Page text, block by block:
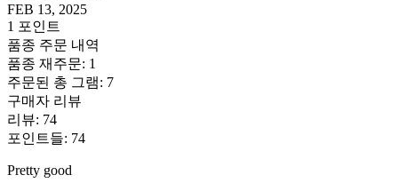
FEB 13, 2025
1 포인트
품종 주문 내역
품종 재주문: 1
주문된 총 그램: 7
구매자 리뷰
리뷰: 74
포인트들: 74
Pretty good